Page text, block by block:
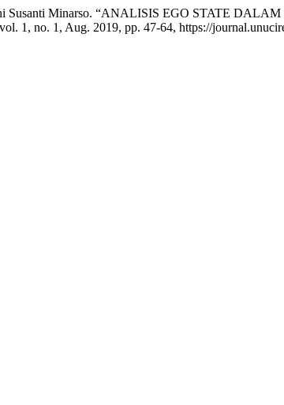
Susanti Minarso. “ANALISIS EGO STATE
1, no. 1, Aug. 2019, pp. 47-64, https://